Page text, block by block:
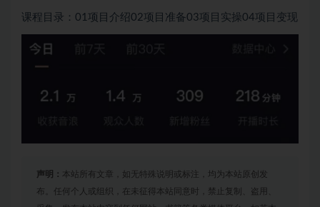
课程目录：01项目介绍02项目准备03项目实操04项目变现
声明： 本站所有文章，如无特殊说明或标注，均为本站原创发
布。任何个人或组织，在未征得本站同意时，禁止复制、盗用、